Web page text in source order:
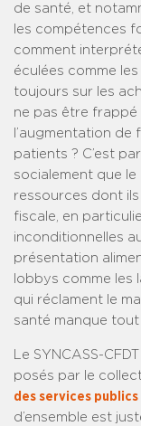
de santé, et
les compétences
comment
éculées comme
toujours sur les
ne pas être
l’augmentation
patients ? C’est
socialement que
ressources dont
fiscale, en
inconditionnelles
présentation
lobbys comme les
qui réclament le
santé manque
Le SYNCASS-
posés par le
des services publics
d’ensemble est